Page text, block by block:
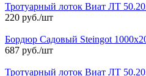
Тротуарный лоток Виат ЛТ
220 руб./шт
Бордюр Садовый Steingot
687 руб./шт
Тротуарный лоток Виат ЛТ